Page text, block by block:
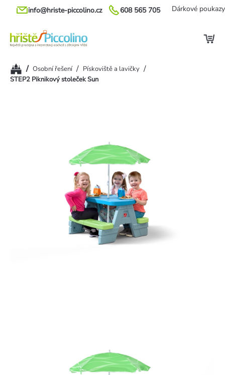
Přejít
608 565 705
info@hriste-piccolino.cz Dárkové poukazy
Domů/ Osobní řešení / Pískoviště a lavičky /
STEP2 Piknikový stoleček Sun